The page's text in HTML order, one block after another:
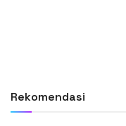
Rekomendasi